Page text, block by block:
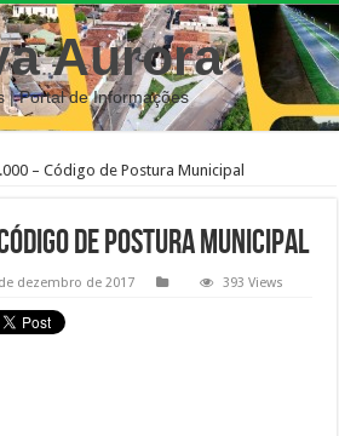
Aurora
| Portal de Informações
– Código de Postura Municipal
de Postura Municipal
dezembro de 2017 393 Views